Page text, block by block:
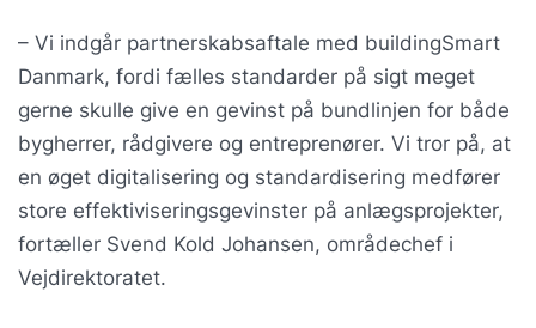
– Vi indgår partnerskabsaftale med buildingSmart
Danmark, fordi fælles standarder på sigt meget
gerne skulle give en gevinst på bundlinjen for både
bygherrer, rådgivere og entreprenører. Vi tror på, at
en øget digitalisering og standardisering medfører
store effektiviseringsgevinster på anlægsprojekter,
fortæller Svend Kold Johansen, områdechef i
Vejdirektoratet.